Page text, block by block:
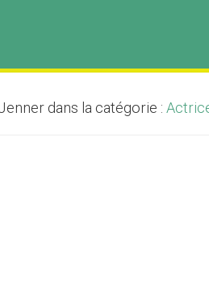
dans la catégorie :